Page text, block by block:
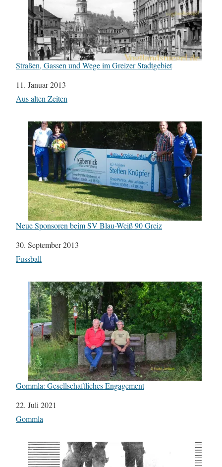
Straßen, Gassen und Wege im Greizer Stadtgebiet
Datum
11. Januar 2013
In Bezug auf
Aus alten Zeiten
Neue Sponsoren beim SV Blau-Weiß 90 Greiz
Datum
30. September 2013
In Bezug auf
Fussball
Gommla: Gesellschaftliches Engagement
Datum
22. Juli 2021
In Bezug auf
Gommla